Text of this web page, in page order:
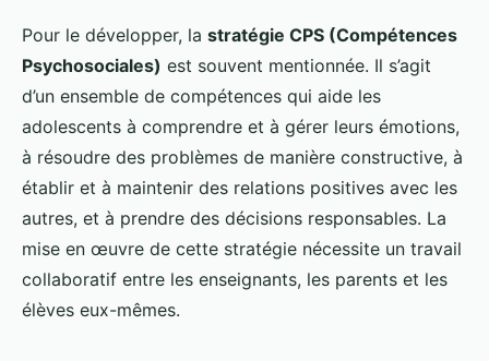
Pour le développer, la stratégie CPS (Compétences
Psychosociales) est souvent mentionnée. Il s’agit
d’un ensemble de compétences qui aide les
adolescents à comprendre et à gérer leurs émotions,
à résoudre des problèmes de manière constructive, à
établir et à maintenir des relations positives avec les
autres, et à prendre des décisions responsables. La
mise en œuvre de cette stratégie nécessite un travail
collaboratif entre les enseignants, les parents et les
élèves eux-mêmes.